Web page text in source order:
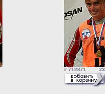
# 712871 23